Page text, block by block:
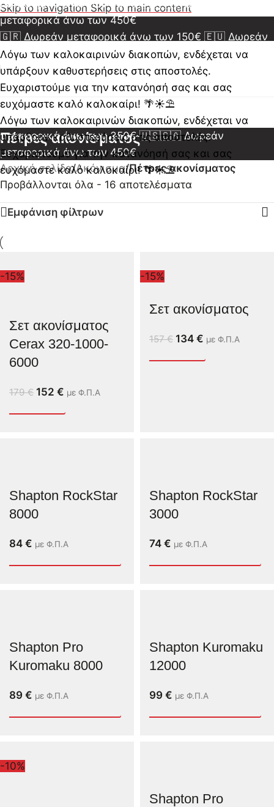
Skip to navigation Skip to main content
μεταφορικά άνω των 350€🇺🇸🇨🇦 Δωρεάν
μεταφορικά άνω των 450€
🇬🇷 Δωρεάν μεταφορικά άνω των 150€ 🇪🇺 Δωρεάν
μεταφορικά άνω των 350€🇺🇸🇨🇦 Δωρεάν
μεταφορικά άνω των 450€🇬🇷 Δωρεάν μεταφορικά
άνω των 150€🇪🇺 Δωρεάν μεταφορικά άνω των
350€🇺🇸🇨🇦 Δωρεάν μεταφορικά άνω των 450€
🇬🇷 Δωρεάν μεταφορικά άνω των 150€🇪🇺 Δωρεάν
μεταφορικά άνω των 350€🇺🇸🇨🇦 Δωρεάν
μεταφορικά άνω των 450€
Λόγω των καλοκαιρινών διακοπών, ενδέχεται να
υπάρξουν καθυστερήσεις στις αποστολές.
Ευχαριστούμε για την κατανόησή σας και σας
ευχόμαστε καλό καλοκαίρι! 🌴☀️⛱️
Λόγω των καλοκαιρινών διακοπών, ενδέχεται να
υπάρξουν καθυστερήσεις στις αποστολές.
Ευχαριστούμε για την κατανόησή σας και σας
ευχόμαστε καλό καλοκαίρι! 🌴☀️⛱️
Πέτρες ακονίσματος
Αρχική σελίδα/Ακόνισμα/Πέτρες ακονίσματος
Προβάλλονται όλα - 16 αποτελέσματα
Εμφάνιση φίλτρων
-15%
Σετ ακονίσματος
Cerax 320-1000-
6000
179€ 152 € με Φ.Π.Α
-15%
Σετ ακονίσματος
157€ 134 € με Φ.Π.Α
Shapton RockStar
8000
84 € με Φ.Π.Α
Shapton RockStar
3000
74 € με Φ.Π.Α
Shapton Pro
Kuromaku 8000
89 € με Φ.Π.Α
Shapton Kuromaku
12000
99 € με Φ.Π.Α
-10%
Shapton Pro